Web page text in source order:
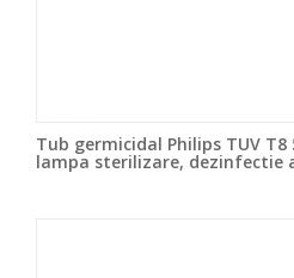
Tub germicidal Philips TUV T8
lampa sterilizare, dezinfectie